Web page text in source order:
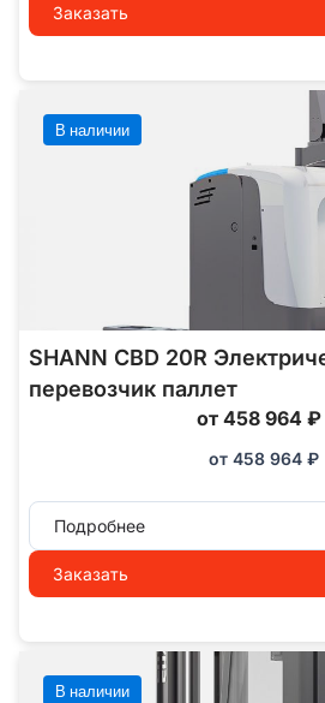
Заказать
В наличии
SHANN CBD 20R
перевозчик паллет
от 458 964 ₽
от 458 964 ₽
Подробнее
Заказать
В наличии